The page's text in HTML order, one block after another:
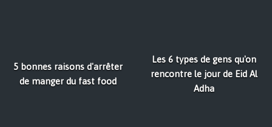
5 bonnes raisons d'arrêter
de manger du fast food
Les 6 types de gens qu'on
rencontre le jour de Eid Al
Adha